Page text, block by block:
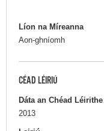
Líon na Míreanna
Aon-ghníomh
CÉAD LÉIRIÚ
Dáta an Chéad Léirithe
2013